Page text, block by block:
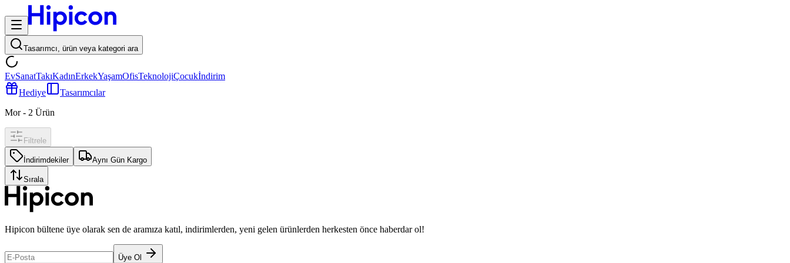
Tasarımcı, ürün veya kategori ara
EvSanatTakıKadınErkekYaşamOfisTeknolojiÇocukİndirim
Hediye
Tasarımcılar
Mor- 2 Ürün
Filtrele
İndirimdekiler Aynı Gün Kargo
Sırala
Hipicon bültene üye olarak sen de aramıza katıl, indirimlerden, yeni gelen ürünlerden herkesten önce haberdar ol!
Üye Ol